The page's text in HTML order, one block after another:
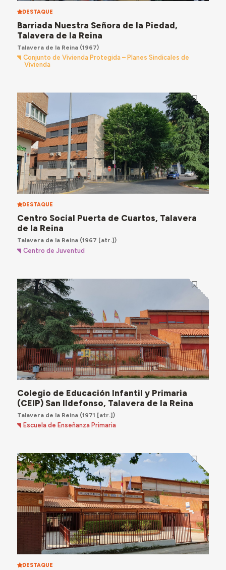
DESTAQUE
Barriada Nuestra Señora de la Piedad,
Talavera de la Reina
Talavera de la Reina(1967)
Conjunto de Vivienda Protegida – Planes Sindicales de
Vivienda
DESTAQUE
Centro Social Puerta de Cuartos, Talavera
de la Reina
Talavera de la Reina(1967 [atr.])
Centro de Juventud
Colegio de Educación Infantil y Primaria
(CEIP) San Ildefonso, Talavera de la Reina
Talavera de la Reina(1971 [atr.])
Escuela de Enseñanza Primaria
DESTAQUE